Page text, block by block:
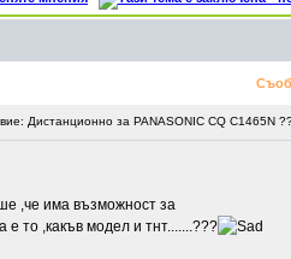
Дистанционно за PANASONIC CQ C1465N
,че има възможност за
то ,какъв модел и тнт.......???